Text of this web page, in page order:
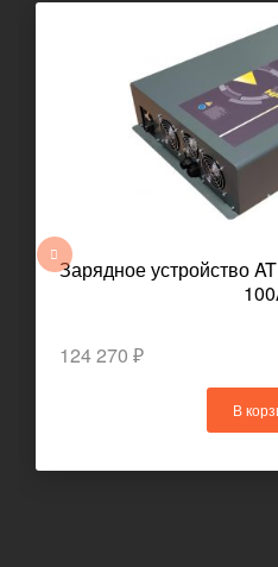
Зарядное устройство
124 270 ₽
В